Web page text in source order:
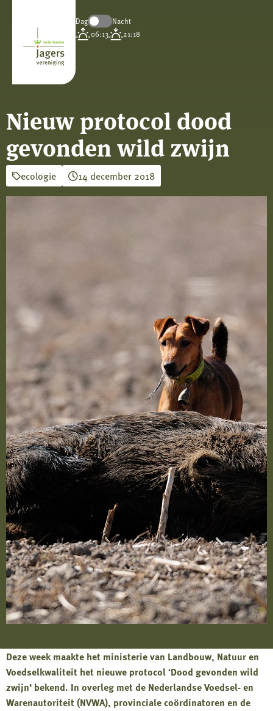
Koninklijke
Nederlandse
Jagersvereniging
Dag
Nacht
06:13
21:18
Nieuw protocol dood
gevonden wild zwijn
ecologie 14 december 2018
Deze week maakte het ministerie van Landbouw, Natuur en
Voedselkwaliteit het nieuwe protocol ‘Dood gevonden wild
zwijn’ bekend. In overleg met de Nederlandse Voedsel- en
Warenautoriteit (NVWA), provinciale coördinatoren en de